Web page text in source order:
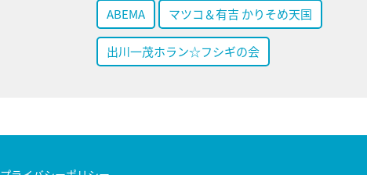
ABEMA マツコ＆有吉 かりそめ天国
出川一茂ホラン☆フシギの会